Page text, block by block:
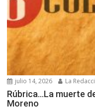
julio 14, 2026 La
Rúbrica…La muerte
Moreno